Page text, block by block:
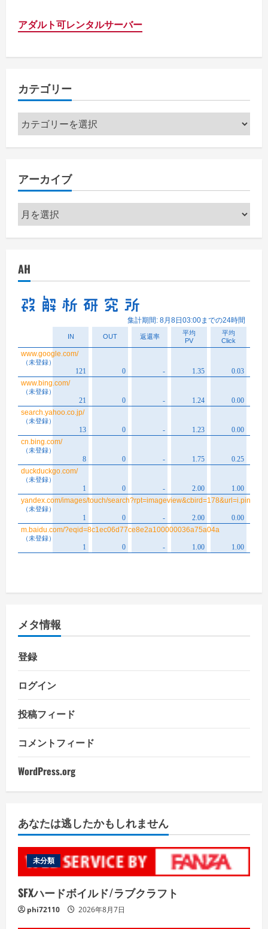
アダルト可レンタルサーバー
カテゴリー
カ
テ
ー
アーカイブ
ア
ー
ブ
AH
メタ情報
登録
ログイン
投稿フィード
コメントフィード
WordPress.org
あなたは逃したかもしれません
未分類
SFXハードボイルド/ラブクラフト
phi72110 2026年8月7日